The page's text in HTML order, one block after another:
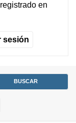
en
sesión